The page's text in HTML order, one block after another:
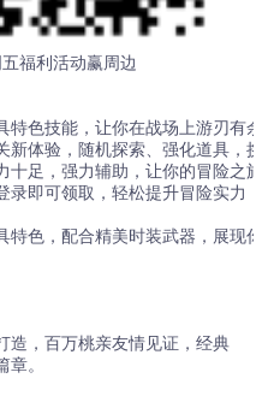
福利活动赢周边
特色技能，让你在战场上游刃有
新体验，随机探索、强化道具，
十足，强力辅助，让你的冒险之旅
录即可领取，轻松提升冒险实力
特色，配合精美时装武器，展现
造，百万桃亲友情见证，经典
。